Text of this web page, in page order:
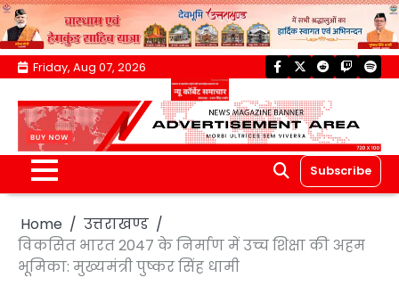
Skip
content
Friday, Aug 07, 2026 facebook
twitterreddittwitch
Subscribe
Home
उत्तराखण्ड
विकसित भारत 2047 के निर्माण में उच्च शिक्षा की अहम
भूमिका: मुख्यमंत्री पुष्कर सिंह धामी